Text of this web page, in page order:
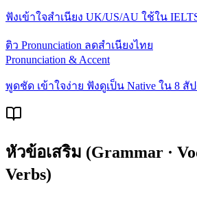
ฟังเข้าใจสำเนียง UK/US/AU ใช้ใน
ติว Pronunciation ลดสำเนียงไทย
Pronunciation & Accent
พูดชัด เข้าใจง่าย ฟังดูเป็น Native ใน 8 สั
หัวข้อเสริม (Grammar ·
Verbs)